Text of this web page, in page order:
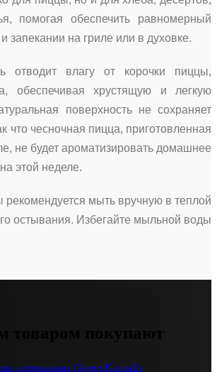
помогая обеспечить равномерный
запекании на гриле или в духовке.
отводит влагу от корочки пиццы,
обеспечивая хрустящую и легкую
поверхность не сохраняет
что чесночная пицца, приготовленная
не будет ароматизировать домашнее
этой неделе.
рекомендуется мыть вручную в теплой
остывания. Избегайте мыльной воды
товаром покупают